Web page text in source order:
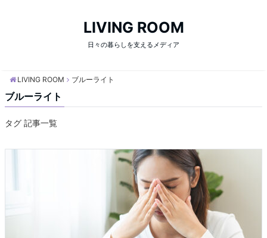
LIVING ROOM
日々の暮らしを支えるメディア
LIVING ROOM ブルーライト
ブルーライト
タグ 記事一覧